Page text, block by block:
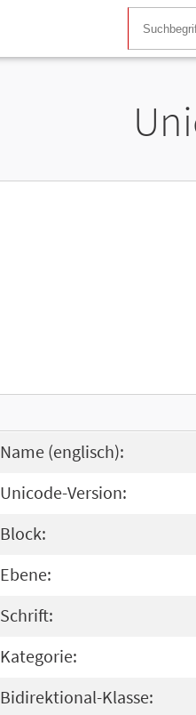
Name (englisch):
Unicode-Version:
Block:
Ebene:
Schrift:
Kategorie:
Bidirektional-Klasse: